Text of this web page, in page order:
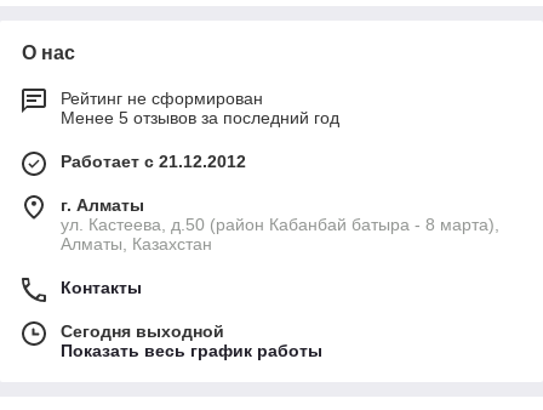
О нас
Рейтинг не сформирован
Менее 5 отзывов за последний год
Работает с 21.12.2012
г. Алматы
ул. Кастеева, д.50 (район Кабанбай батыра - 8 марта),
Алматы, Казахстан
Контакты
Сегодня выходной
Показать весь график работы